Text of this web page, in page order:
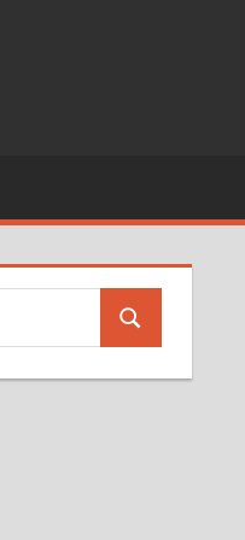
Buscar